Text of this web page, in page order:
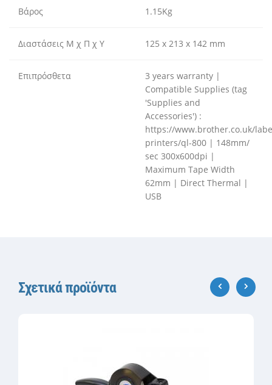
Βάρος 1.15Kg
Διαστάσεις Μ χ Π χ Υ 125 x 213 x 142 mm
Επιπρόσθετα
3 years warranty |
Compatible Supplies (tag
'Supplies and
Accessories') :
https://www.brother.co.uk/
printers/ql-800 | 148mm/
sec 300x600dpi |
Maximum Tape Width
62mm | Direct Thermal |
USB
Σχετικά προϊόντα